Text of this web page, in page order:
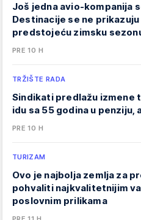
Još jedna avio-kompanija
Destinacije se ne prikazuju
predstojeću zimsku
PRE 10 H
TRŽIŠTE RADA
Sindikati predlažu izmene
idu sa 55 godina u penziju,
PRE 10 H
TURIZAM
Ovo je najbolja zemlja za
pohvaliti najkvalitetnijim
poslovnim prilikama